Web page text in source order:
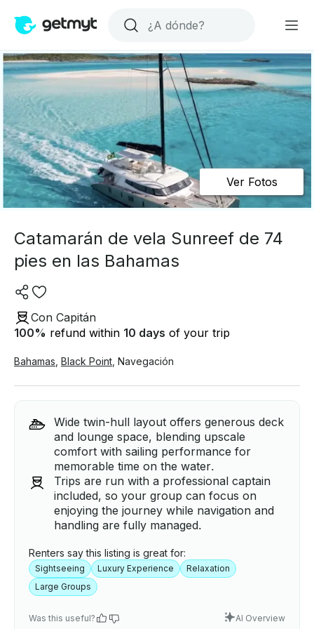
Ver Fotos
Catamarán de vela Sunreef de 74
pies en las Bahamas
Con Capitán
100% refund within 10 days of your trip
Bahamas Black Point Navegación
Wide twin-hull layout offers generous deck
and lounge space, blending upscale
comfort with sailing performance for
memorable time on the water.
Trips are run with a professional captain
included, so your group can focus on
enjoying the journey while navigation and
handling are fully managed.
Renters say this listing is great for:
Sightseeing Luxury Experience
Relaxation
Large Groups
Was this useful? AI Overview